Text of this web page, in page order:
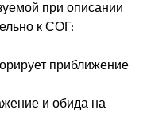
при описании
к СОГ:
приближение
и обида на